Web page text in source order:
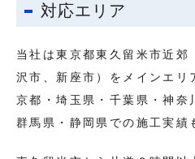
対応エリア
当社は東京都東久留米市近郊
沢市、新座市）をメインエリ
京都・埼玉県・千葉県・神奈
群馬県・静岡県での施工実績